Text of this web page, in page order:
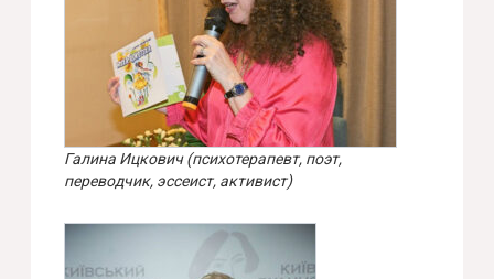
Галина Ицкович (психотерапевт, поэт,
переводчик, эссеист, активист)